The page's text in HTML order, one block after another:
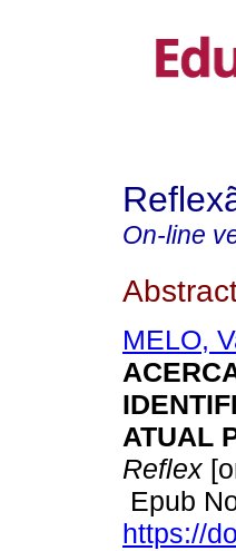
On-line
MELO,
ATUAL
Reflex
Epub
https://